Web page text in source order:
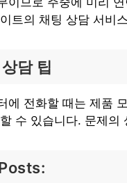
트의 채팅 상담 서비
담 팁
에 전화할 때는 제품
수 있습니다. 문제